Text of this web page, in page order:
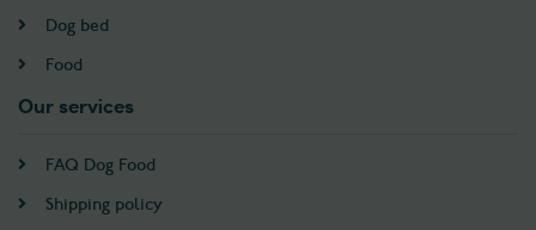
Dog bed
Food
Our services
FAQ Dog Food
Shipping policy